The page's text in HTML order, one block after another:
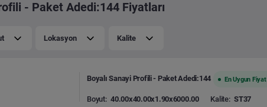
- Paket Adedi:144 Fiyatları
Lokasyon Kalite
Boyalı Sanayi Profili - Paket Adedi:144 En Uygun Fiyat
Boyut: 40.00x40.00x1.90x6000.00 Kalite: ST37